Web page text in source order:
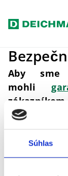
Súhlas
Prejsť na
Home Naše
Aby sme
mohli
s
akým je